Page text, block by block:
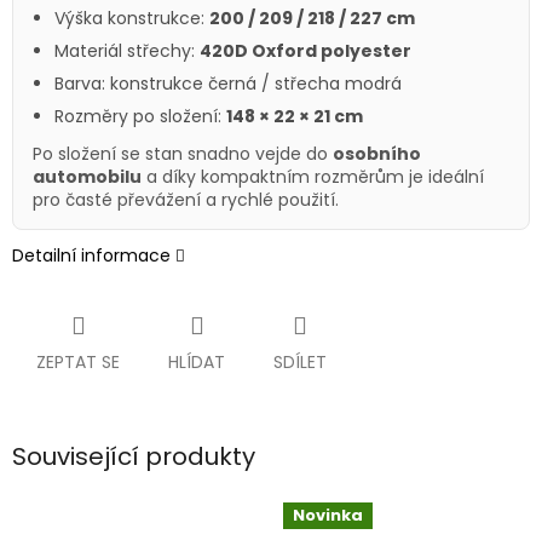
Výška konstrukce: 200 / 209 / 218 / 227 cm
Materiál střechy: 420D Oxford polyester
Barva: konstrukce černá / střecha modrá
Rozměry po složení: 148 × 22 × 21 cm
Po složení se stan snadno vejde do osobního
automobilu a díky kompaktním rozměrům je ideální
pro časté převážení a rychlé použití.
Detailní informace
ZEPTAT SE HLÍDAT SDÍLET
Související produkty
Novinka